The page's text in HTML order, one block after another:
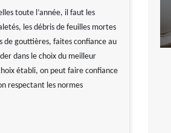
toute l’année, il faut les
les débris de feuilles mortes
de gouttières, faites confiance au
dans le choix du meilleur
établi, on peut faire confiance
respectant les normes